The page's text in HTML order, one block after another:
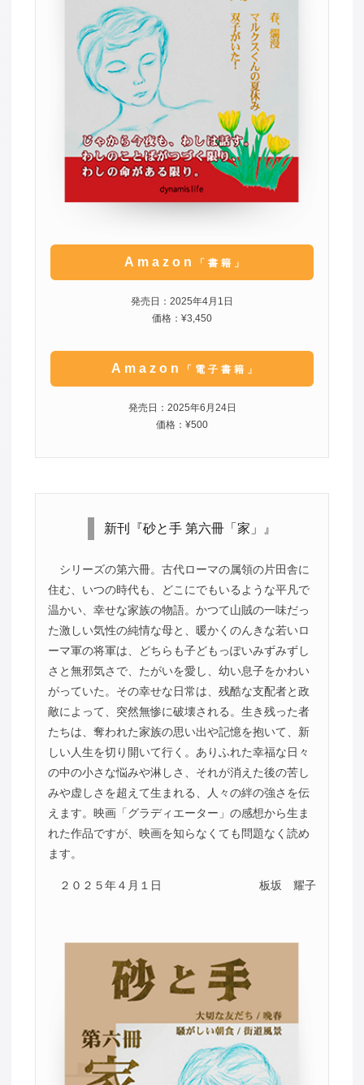
Amazon 「書籍」
発売日：2025年4月1日
価格：¥3,450
Amazon 「電子書籍」
発売日：2025年6月24日
価格：¥500
新刊『砂と手 第六冊「家」』
シリーズの第六冊。古代ローマの属領の片田舎に
住む、いつの時代も、どこにでもいるような平凡で
温かい、幸せな家族の物語。かつて山賊の一味だっ
た激しい気性の純情な母と、暖かくのんきな若いロ
ーマ軍の将軍は、どちらも子どもっぽいみずみずし
さと無邪気さで、たがいを愛し、幼い息子をかわい
がっていた。その幸せな日常は、残酷な支配者と政
敵によって、突然無惨に破壊される。生き残った者
たちは、奪われた家族の思い出や記憶を抱いて、新
しい人生を切り開いて行く。ありふれた幸福な日々
の中の小さな悩みや淋しさ、それが消えた後の苦し
みや虚しさを超えて生まれる、人々の絆の強さを伝
えます。映画「グラディエーター」の感想から生ま
れた作品ですが、映画を知らなくても問題なく読め
ます。
２０２５年４月１日 板坂 耀子